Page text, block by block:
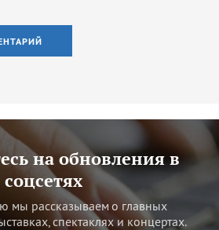
на обновления в
соцсетях
мы рассказываем о главных
спектаклях и концертах.